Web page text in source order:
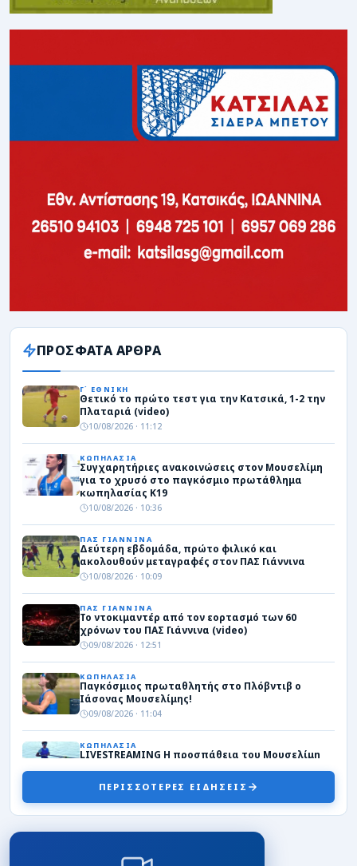
ΠΡΟΣΦΑΤΑ ΑΡΘΡΑ
Γ΄ ΕΘΝΙΚΗ
Θετικό το πρώτο τεστ για την Κατσικά, 1-2 την
Πλαταριά (video)
10/08/2026 · 11:12
ΚΩΠΗΛΑΣΙΑ
Συγχαρητήριες ανακοινώσεις στον Μουσελίμη
για το χρυσό στο παγκόσμιο πρωτάθλημα
κωπηλασίας Κ19
10/08/2026 · 10:36
ΠΑΣ ΓΙΑΝΝΙΝΑ
Δεύτερη εβδομάδα, πρώτο φιλικό και
ακολουθούν μεταγραφές στον ΠΑΣ Γιάννινα
10/08/2026 · 10:09
ΠΑΣ ΓΙΑΝΝΙΝΑ
Το ντοκιμαντέρ από τον εορτασμό των 60
χρόνων του ΠΑΣ Γιάννινα (video)
09/08/2026 · 12:51
ΚΩΠΗΛΑΣΙΑ
Παγκόσμιος πρωταθλητής στο Πλόβντιβ ο
Ιάσονας Μουσελίμης!
09/08/2026 · 11:04
ΚΩΠΗΛΑΣΙΑ
LIVESTREAMING Η προσπάθεια του Μουσελίμη
09/08/2026 · 10:49
ΕΡΑΣΙΤΕΧΝΙΚΟ
δυνατότητες μας» (video)
ΠΕΡΙΣΣΟΤΕΡΕΣ ΕΙΔΗΣΕΙΣ